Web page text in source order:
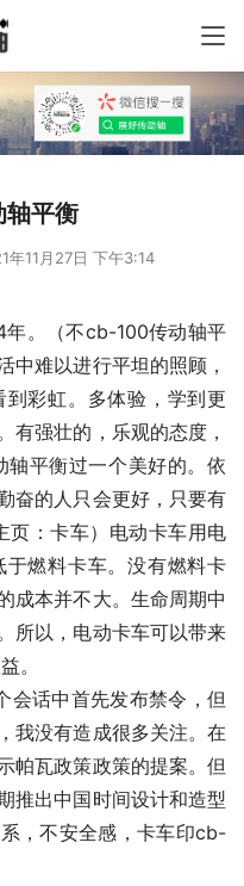
平衡
年11月27日 下午3:14
。（不cb-100传动轴平
中难以进行平坦的照顾，
彩虹。多体验，学到更
有强壮的，乐观的态度，
平衡过一个美好的。依
奋的人只会更好，只要有
页：卡车）电动卡车用电
燃料卡车。没有燃料卡
成本并不大。生命周期中
所以，电动卡车可以带来
。
话中首先发布禁令，但
我没有造成很多关注。在
帕瓦政策政策的提案。但
推出中国时间设计和造型
，不安全感，卡车印cb-